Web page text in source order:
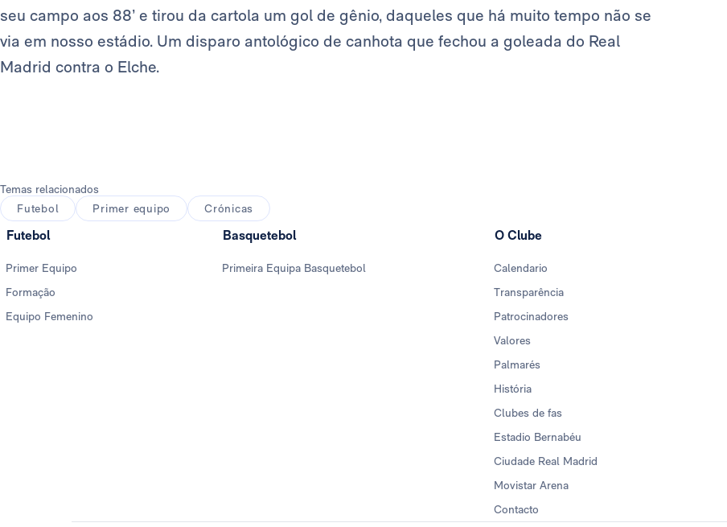
seu campo aos 88’ e tirou da cartola um gol de gênio, daqueles que há muito tempo não se
via em nosso estádio. Um disparo antológico de canhota que fechou a goleada do Real
Madrid contra o Elche.
Temas relacionados
Futebol
Primer equipo Crónicas
Futebol
Primer Equipo
Formação
Equipo Femenino
Basquetebol
Primeira Equipa Basquetebol
O Clube
Calendario
Transparência
Patrocinadores
Valores
Palmarés
História
Clubes de fas
Estadio Bernabéu
Ciudade Real Madrid
Movistar Arena
Contacto